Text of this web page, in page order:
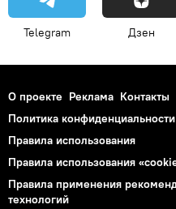
Telegram Дзен
О проекте Реклама Контакты
Политика конфиденциальности
Правила использования
Правила использования
Правила применения
технологий